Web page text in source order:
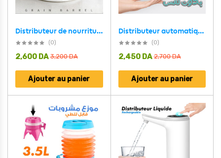
Distributeur de nourriture e récipient de stockage de céréales rotatif – حامل حبوب قابل للدوران
(0)
3,200DA
2,600 DA
Ajouter au panier
Distributeur automatique de Savon pour les mains sans contact 700ml
(0)
2,700DA
2,450 DA
Ajouter au panier